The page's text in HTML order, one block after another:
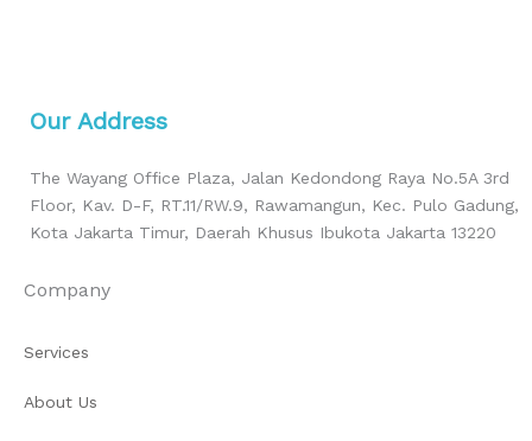
Our Address
The Wayang Office Plaza, Jalan Kedondong Raya No.5A 3rd
Floor, Kav. D-F, RT.11/RW.9, Rawamangun, Kec. Pulo Gadung,
Kota Jakarta Timur, Daerah Khusus Ibukota Jakarta 13220
Company
Services
About Us